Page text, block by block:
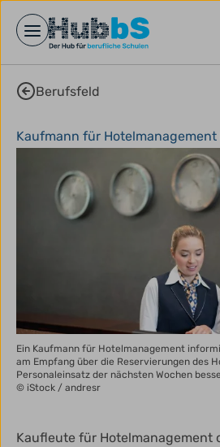
Open main menu
Berufsfeld
Kaufmann für
Ein Kaufmann für Hotelmanagement
am Empfang über die Reservierungen des
Personaleinsatz der nächsten Wochen
© iStock / andresr
Kaufleute für Hotelmanagement